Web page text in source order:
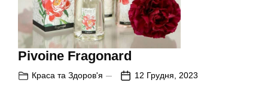
Pivoine Fragonard
Краса та Здоров'я 12 Грудня, 2023